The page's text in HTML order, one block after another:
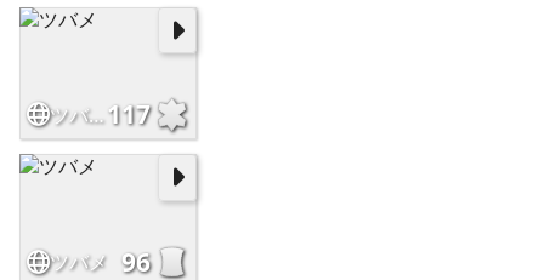
ツバメ117
ツバメ 96